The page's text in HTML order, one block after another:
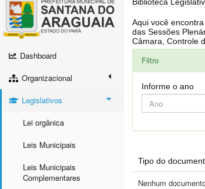
Dashboard
Organizacional
Legislativos
Lei orgânica
Leis Municipais
Leis Municipais
Complementares
Aqui você encontra as Leis Ordinárias, Leis Complementares, Portarias,
das Sessões Plenárias, Regulamentação da LAI, Atos de Julgamento do Governo, Agenda Externa do presidente, Relatório do Controle Interno, Projetos em tramitação na
Filtro
Informe o ano
Tipo do
Nenhum